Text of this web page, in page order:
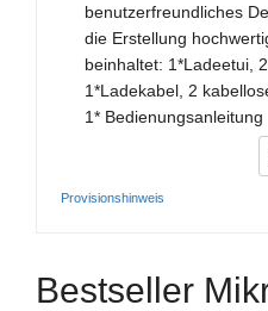
benutzerfreundliches
die Erstellung
beinhaltet: 1*Ladeetui,
1*Ladekabel, 2
1* Bedienungsanleitung
Provisionshinweis
Bestseller